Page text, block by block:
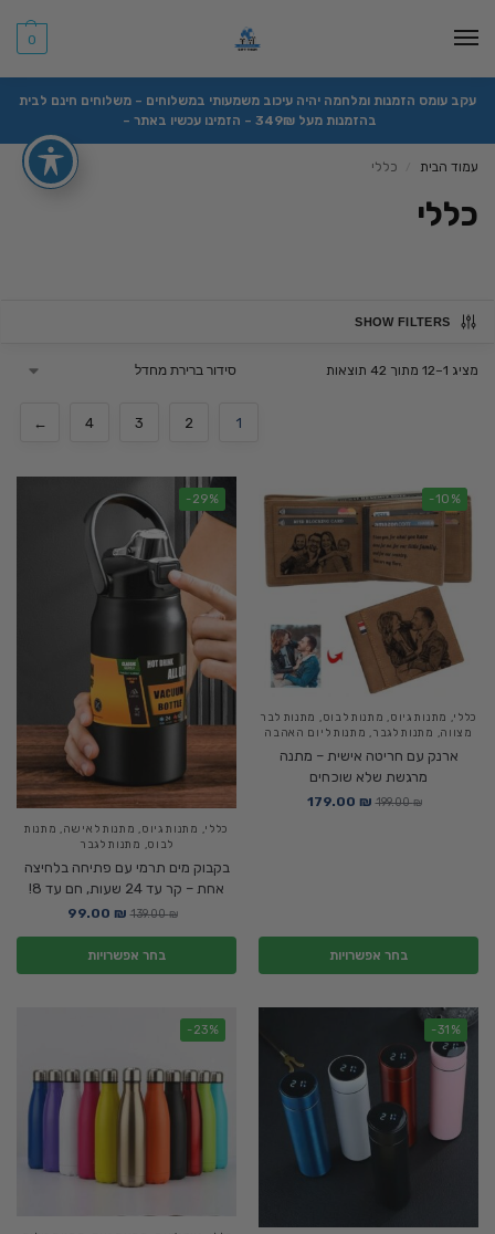
0
עקב עומס הזמנות ומלחמה יהיה עיכוב משמעותי במשלוחים – משלוחים חינם לבית
בהזמנות מעל 349₪ – הזמינו עכשיו באתר –
עמוד הבית כללי
כללי
SHOW FILTERS
מציג 1–12 מתוך 42 תוצאות
1
2
3
4
←
-10%
כללי, מתנות גיוס, מתנות לבוס, מתנות לבר
מצווה, מתנות לגבר, מתנות ליום האהבה
ארנק עם חריטה אישית – מתנה
מרגשת שלא שוכחים
199.00₪
179.00 ₪
בחר אפשרויות
-29%
כללי, מתנות גיוס, מתנות לאישה, מתנות
לבוס, מתנות לגבר
בקבוק מים תרמי עם פתיחה בלחיצה
אחת – קר עד 24 שעות, חם עד 8!
139.00₪
99.00 ₪
בחר אפשרויות
-31%
-23%